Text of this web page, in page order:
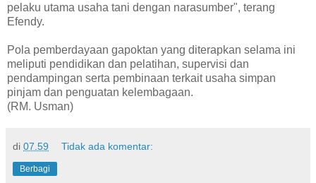
pelaku utama usaha tani dengan narasumber", terang
Efendy.
Pola pemberdayaan gapoktan yang diterapkan selama ini
meliputi pendidikan dan pelatihan, supervisi dan
pendampingan serta pembinaan terkait usaha simpan
pinjam dan penguatan kelembagaan.
(RM. Usman)
di 07.59 Tidak ada komentar:
Berbagi